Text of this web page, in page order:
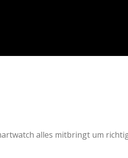
alles mitbringt um